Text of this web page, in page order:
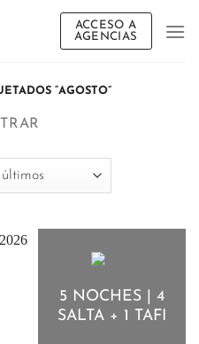
ACCESO A
AGENCIAS
“AGOSTO”
5 NOCHES | 4
SALTA + 1 TAFI